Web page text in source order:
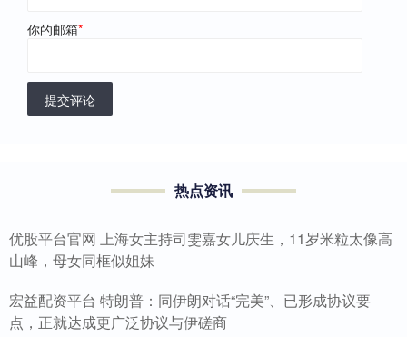
你的邮箱*
提交评论
热点资讯
优股平台官网 上海女主持司雯嘉女儿庆生，11岁米粒太像高
山峰，母女同框似姐妹
宏益配资平台 特朗普：同伊朗对话“完美”、已形成协议要
点，正就达成更广泛协议与伊磋商